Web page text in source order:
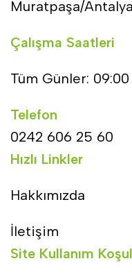
Muratpaşa/Antalya
Çalışma Saatleri
Tüm Günler: 09:00
Telefon
0242 606 25 60
Hızlı Linkler
Hakkımızda
İletişim
Site Kullanım